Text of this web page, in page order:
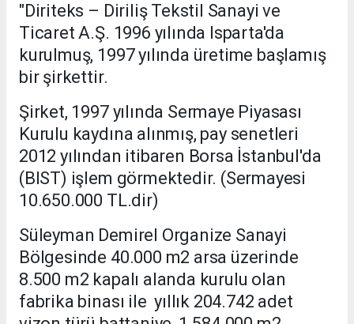
"Diriteks – Diriliş Tekstil Sanayi ve
Ticaret A.Ş. 1996 yılında Isparta'da
kurulmuş, 1997 yılında üretime başlamış
bir şirkettir.
Şirket, 1997 yılında Sermaye Piyasası
Kurulu kaydına alınmış, pay senetleri
2012 yılından itibaren Borsa İstanbul'da
(BIST) işlem görmektedir. (Sermayesi
10.650.000 TL.dir)
Süleyman Demirel Organize Sanayi
Bölgesinde 40.000 m2 arsa üzerinde
8.500 m2 kapalı alanda kurulu olan
fabrika binası ile yıllık 204.742 adet